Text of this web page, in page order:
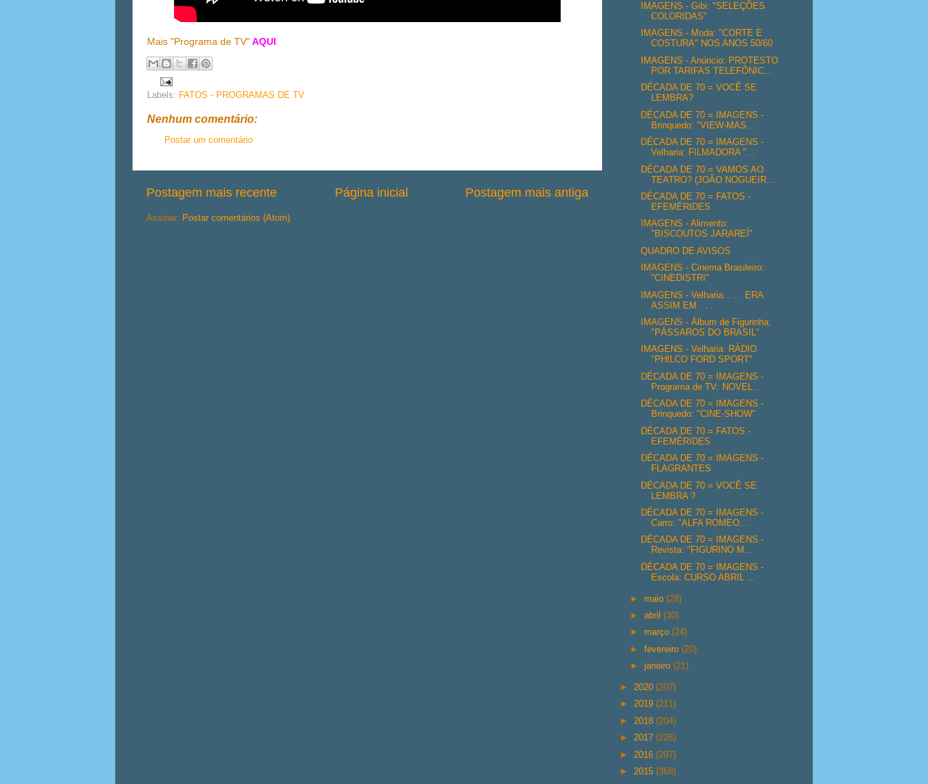
Mais "Programa de TV"AQUI
Labels: FATOS - PROGRAMAS DE TV
Nenhum comentário:
Postar um comentário
Postagem mais recente Postagem mais antiga
Página inicial
Assinar: Postar comentários (Atom)
IMAGENS - Gibi: "SELEÇÕES
COLORIDAS"
IMAGENS - Moda: "CORTE E
COSTURA" NOS ANOS 50/60
IMAGENS - Anúncio: PROTESTO
POR TARIFAS TELEFÔNIC...
DÉCADA DE 70 = VOCÊ SE
LEMBRA?
DÉCADA DE 70 = IMAGENS -
Brinquedo: "VIEW-MAS...
DÉCADA DE 70 = IMAGENS -
Velharia: FILMADORA "...
DÉCADA DE 70 = VAMOS AO
TEATRO? (JOÃO NOGUEIR...
DÉCADA DE 70 = FATOS -
EFEMÉRIDES
IMAGENS - Alimento:
"BISCOUTOS JARAREÍ"
QUADRO DE AVISOS
IMAGENS - Cinema Brasileiro:
"CINEDISTRI"
IMAGENS - Velharia: . . . ERA
ASSIM EM . . .
IMAGENS - Álbum de Figurinha:
"PÁSSAROS DO BRASIL"
IMAGENS - Velharia: RÁDIO
"PHILCO FORD SPORT"
DÉCADA DE 70 = IMAGENS -
Programa de TV: NOVEL...
DÉCADA DE 70 = IMAGENS -
Brinquedo: "CINE-SHOW"
DÉCADA DE 70 = FATOS -
EFEMÉRIDES
DÉCADA DE 70 = IMAGENS -
FLAGRANTES
DÉCADA DE 70 = VOCÊ SE
LEMBRA ?
DÉCADA DE 70 = IMAGENS -
Carro: "ALFA ROMEO...
DÉCADA DE 70 = IMAGENS -
Revista: "FIGURINO M...
DÉCADA DE 70 = IMAGENS -
Escola: CURSO ABRIL ...
► maio(28)
►abril(30)
► março(24)
►fevereiro(20)
►janeiro(21)
► 2020 (207)
► 2019 (211)
► 2018 (204)
► 2017 (226)
► 2016 (297)
► 2015 (368)